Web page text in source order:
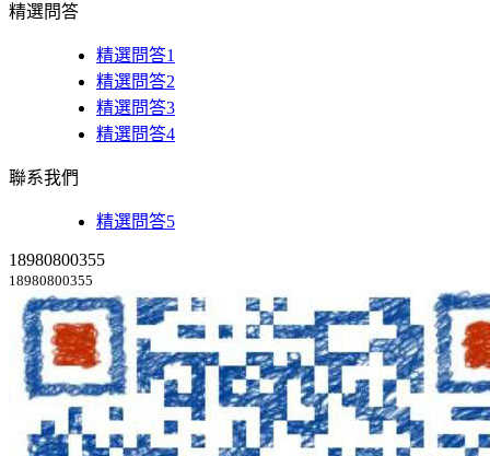
精選問答
精選問答1
精選問答2
精選問答3
精選問答4
聯系我們
精選問答5
18980800355
18980800355